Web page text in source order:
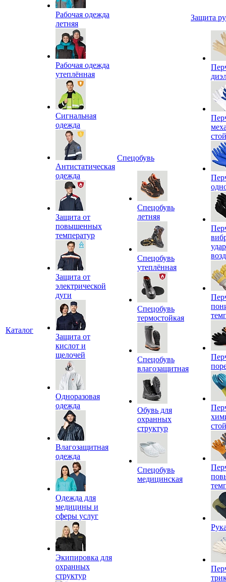
Каталог
Рабочая одежда
летняя
Рабочая одежда
утеплённая
Сигнальная
одежда
Антистатическая
одежда
Защита от
повышенных
температур
Защита от
электрической
дуги
Защита от
кислот и
щелочей
Одноразовая
одежда
Влагозащитная
одежда
Одежда для
медицины и
сферы услуг
Экипировка для
охранных
структур
Спецобувь
Спецобувь
летняя
Спецобувь
утеплённая
Спецобувь
термостойкая
Спецобувь
влагозащитная
Обувь для
охранных
структур
Спецобувь
медицинская
Защита